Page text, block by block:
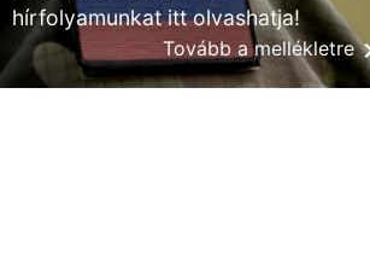
hírfolyamunkat itt olvashatja!
Tovább a mellékletre